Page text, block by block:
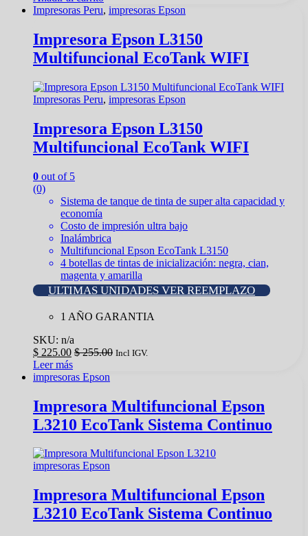
Impresoras Peru, impresoras Epson
Impresora Epson L3150
Multifuncional EcoTank WIFI
Impresoras Peru, impresoras Epson
Impresora Epson L3150
Multifuncional EcoTank WIFI
0 out of 5
(0)
Sistema de tanque de tinta de super alta capacidad y
economía
Costo de impresión ultra bajo
Inalámbrica
Multifuncional Epson EcoTank L3150
4 botellas de tintas de inicialización: negra, cian,
magenta y amarilla
ULTIMAS UNIDADES VER REEMPLAZO
1 AÑO GARANTIA
SKU: n/a
$ 225.00 $255.00 Incl IGV.
Leer más
impresoras Epson
Impresora Multifuncional Epson
L3210 EcoTank Sistema Continuo
impresoras Epson
Impresora Multifuncional Epson
L3210 EcoTank Sistema Continuo